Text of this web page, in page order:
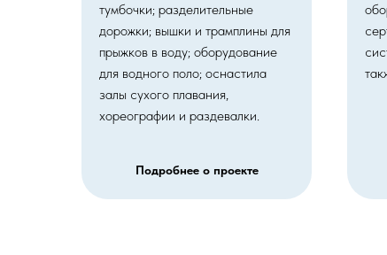
тумбочки; разделительные
дорожки; вышки и трамплины для
прыжков в воду; оборудование
для водного поло; оснастила
залы сухого плавания,
хореографии и раздевалки.
Подробнее о проекте